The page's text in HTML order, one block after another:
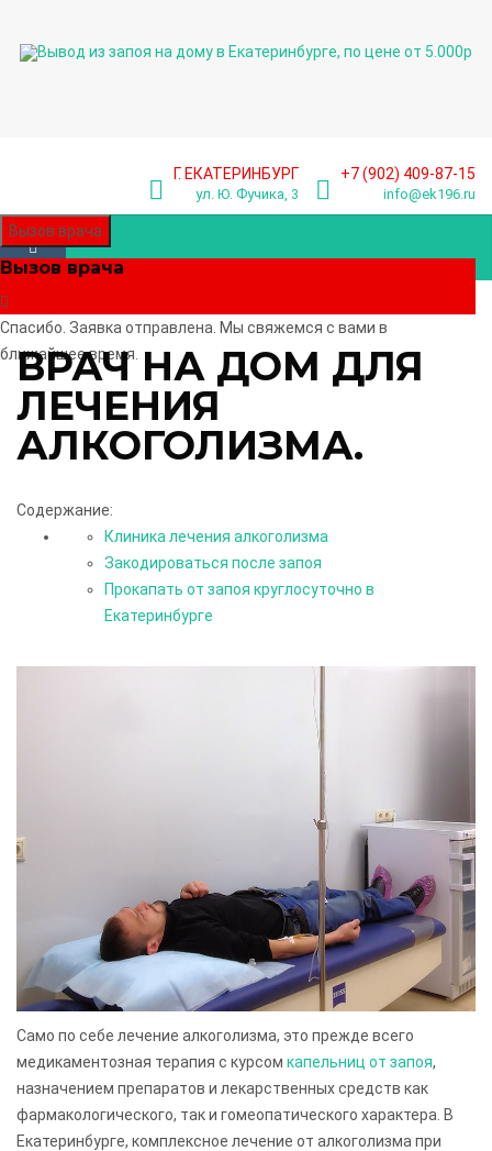
Г. ЕКАТЕРИНБУРГ
ул. Ю. Фучика, 3
+7 (902) 409-87-15
info@ek196.ru
Вызов врача
Вызов врача
Спасибо. Заявка отправлена. Мы свяжемся с вами в
ближайшее время.
ВРАЧ НА ДОМ ДЛЯ
ЛЕЧЕНИЯ
АЛКОГОЛИЗМА.
Содержание:
Клиника лечения алкоголизма
Закодироваться после запоя
Прокапать от запоя круглосуточно в
Екатеринбурге
Само по себе лечение алкоголизма, это прежде всего
медикаментозная терапия с курсом капельниц от запоя,
назначением препаратов и лекарственных средств как
фармакологического, так и гомеопатического характера. В
Екатеринбурге, комплексное лечение от алкоголизма при